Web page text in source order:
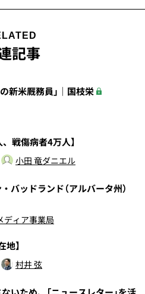
記事
の新米厩務員」｜国枝栄
、戦傷病者4万人】
小田 竜ダニエル
バッドランド（アルバータ州）
ディア事業局
地】
村井 弦